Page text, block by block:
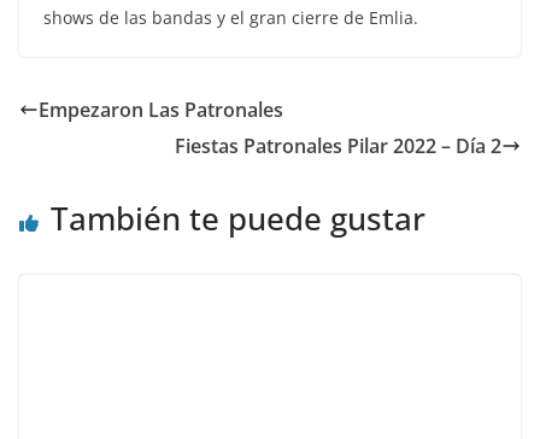
shows de las bandas y el gran cierre de Emlia.
Empezaron Las Patronales
Fiestas Patronales Pilar 2022 – Día 2
También te puede gustar